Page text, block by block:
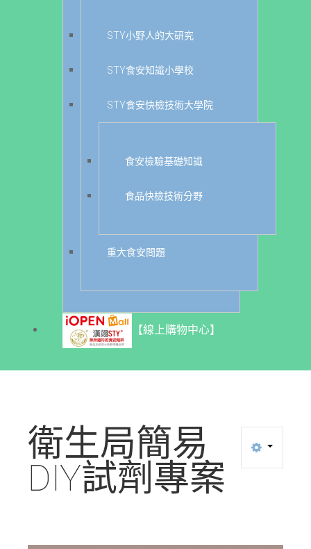
STY小野人的大研究
STY食安知識小學校
STY食安快檢技術大學院
食安檢驗基礎知識
食品快檢技術分野
重大食安問題
【線上購物中心】
衛生局簡易
DIY試劑專案